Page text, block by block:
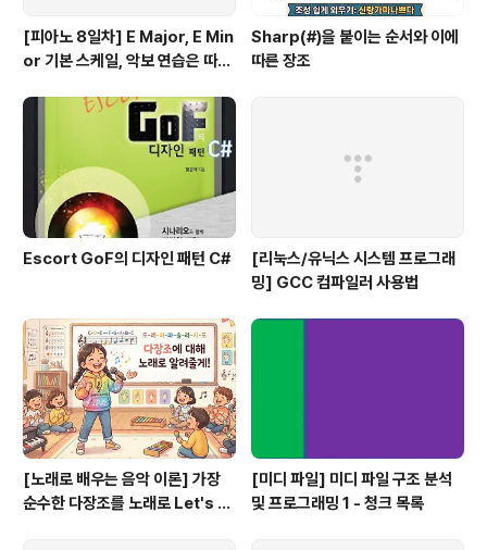
[피아노 8일차] E Major, E Min
or 기본 스케일, 악보 연습은 따라
Sharp(#)을 붙이는 순서와 이에
따른 장조
Escort GoF의 디자인 패턴 C#
[리눅스/유닉스 시스템 프로그래
밍] GCC 컴파일러 사용법
[노래로 배우는 음악 이론] 가장
순수한 다장조를 노래로 Let's G
[미디 파일] 미디 파일 구조 분석
및 프로그래밍 1 - 청크 목록